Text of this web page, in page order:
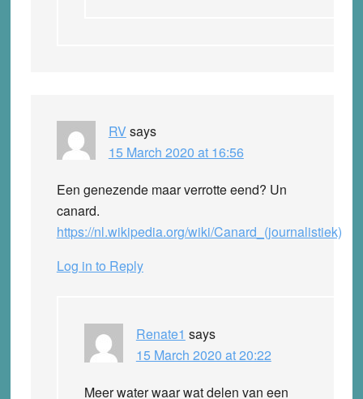
RV says
15 March 2020 at 16:56
Een genezende maar verrotte eend? Un
canard.
https://nl.wikipedia.org/wiki/Canard_(journalistiek)
Log in to Reply
Renate1 says
15 March 2020 at 20:22
Meer water waar wat delen van een